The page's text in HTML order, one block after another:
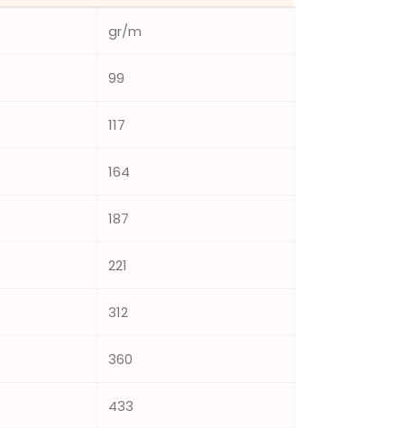
gr/m
99
117
164
187
221
312
360
433